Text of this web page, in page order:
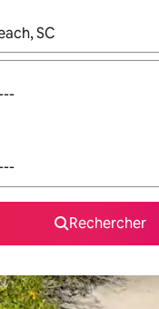
les résultats s'affichent,
Rechercher